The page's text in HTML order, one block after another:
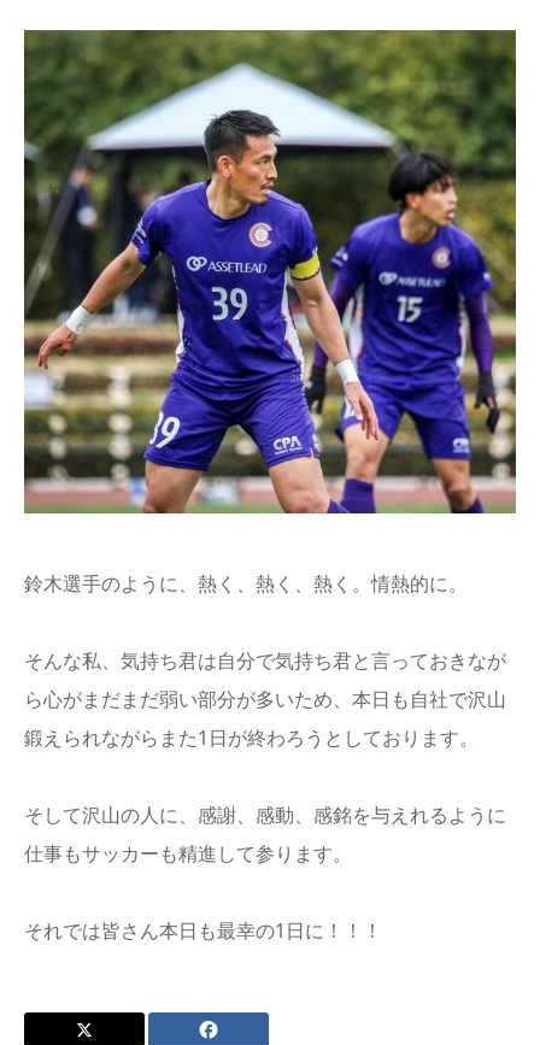
鈴木選手のように、熱く、熱く、熱く。情熱的に。
そんな私、気持ち君は自分で気持ち君と言っておきなが
ら心がまだまだ弱い部分が多いため、本日も自社で沢山
鍛えられながらまた1日が終わろうとしております。
そして沢山の人に、感謝、感動、感銘を与えれるように
仕事もサッカーも精進して参ります。
それでは皆さん本日も最幸の1日に！！！